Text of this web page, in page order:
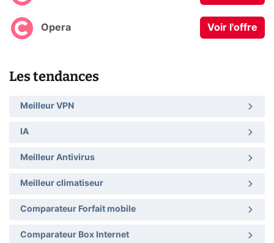
Opera Voir l'offre
Les tendances
Meilleur VPN
IA
Meilleur Antivirus
Meilleur climatiseur
Comparateur Forfait mobile
Comparateur Box Internet